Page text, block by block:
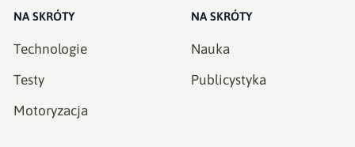
NA SKRÓTY
Technologie
Testy
Motoryzacja
NA SKRÓTY
Nauka
Publicystyka